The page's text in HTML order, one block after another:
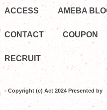
ACCESS AMEBA
CONTACT COUPON
RECRUIT
- Copyright (c) Act 2024 Presented by